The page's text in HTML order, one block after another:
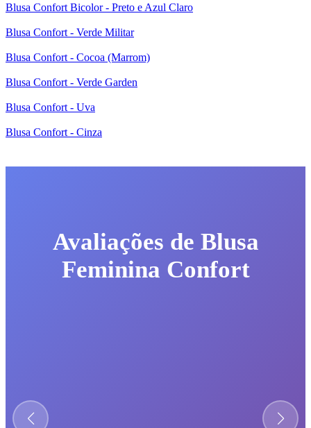
Blusa Confort Bicolor - Preto e Azul Claro
Blusa Confort - Verde Militar
Blusa Confort - Cocoa (Marrom)
Blusa Confort - Verde Garden
Blusa Confort - Uva
Blusa Confort - Cinza
Avaliações de Blusa
Feminina Confort